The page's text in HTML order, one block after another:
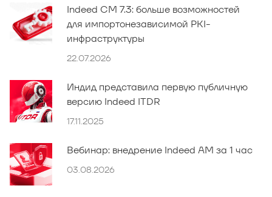
Indeed CM 7.3: больше возможностей
для импортонезависимой PKI-
инфраструктуры
22.07.2026
Индид представила первую публичную
версию Indeed ITDR
17.11.2025
Вебинар: внедрение Indeed AM за 1 час
03.08.2026